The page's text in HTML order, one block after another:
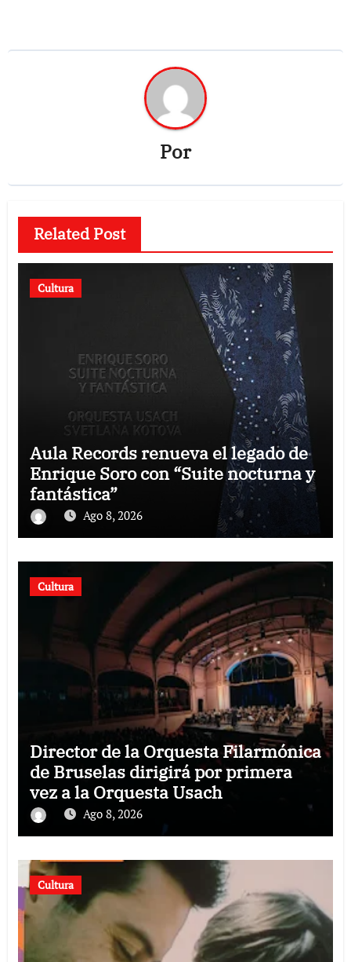
Por
Related Post
Cultura
Aula Records renueva el legado de
Enrique Soro con “Suite nocturna y
fantástica”
Ago 8, 2026
Cultura
Director de la Orquesta Filarmónica
de Bruselas dirigirá por primera
vez a la Orquesta Usach
Ago 8, 2026
Cultura